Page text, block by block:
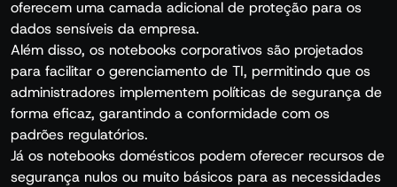
oferecem uma camada adicional de proteção para os
dados sensíveis da empresa.
Além disso, os notebooks corporativos são projetados
para facilitar o gerenciamento de TI, permitindo que os
administradores implementem políticas de segurança de
forma eficaz, garantindo a conformidade com os
padrões regulatórios.
Já os notebooks domésticos podem oferecer recursos de
segurança nulos ou muito básicos para as necessidades